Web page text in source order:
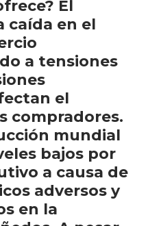
El
caída en el
a tensiones
el
compradores.
mundial
bajos por
a causa de
adversos y
en la